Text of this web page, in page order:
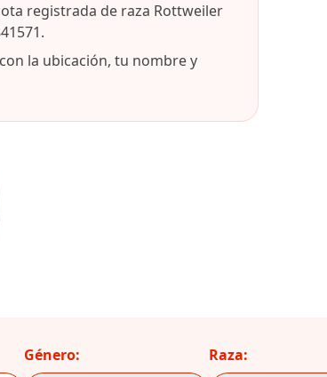
registrada de raza Rottweiler
la ubicación, tu nombre y
Género: Raza: